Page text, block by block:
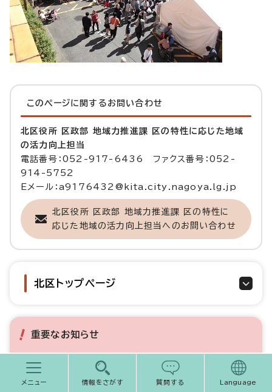
このページに関する お問い合わせ
北区役所 区政部 地域力推進課 区の特性に応じた地域
の活力向上担当
電話番号：052-917-6436 ファクス番号：052-
914-5752
Eメール：a9176432@kita.city.nagoya.lg.jp
北区役所 区政部 地域力推進課 区の特性に
応じた地域の活力向上担当へのお問い合わせ
北区トップページ
重要なお知らせ
令和8年10月から、粗大ごみの対象が変わります
メニュー 情報をさがす 質問する Language